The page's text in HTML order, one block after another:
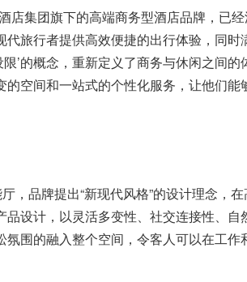
店集团旗下的高端商务型酒店品牌，已
旅行者提供高效便捷的出行体验，同时
’的概念，重新定义了商务与休闲之间的
空间和一站式的个性化服务，让他们能
，品牌提出“新现代风格”的设计理念，在
设计，以灵活多变性、社交连接性、自
围的融入整个空间，令客人可以在工作